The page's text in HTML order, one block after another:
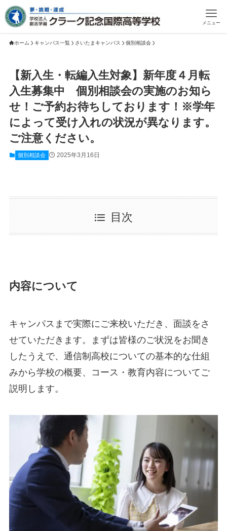
メニュー
ホーム キャンパス一覧 さいたまキャンパス 個別相談会
【新入生・転編入生対象】新年度４月転
入生募集中 個別相談会の実施のお知ら
せ！ご予約お待ちしております！※学年
によって受け入れの状況が異なります。
ご注意ください。
個別相談会 2025年3月16日
目次
内容について
キャンパスまで実際にご来校いただき、⾯談をさ
せていただきます。まずは皆様のご状況をお聞き
したうえで、通信制⾼校についての基本的な仕組
みから学校の概要、コース・教育内容についてご
説明します。